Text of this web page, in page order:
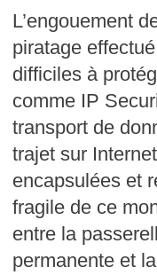
L’engouement
piratage
difficiles à
comme IP
transport de
trajet sur
encapsulées et
fragile de ce
entre la
permanente et